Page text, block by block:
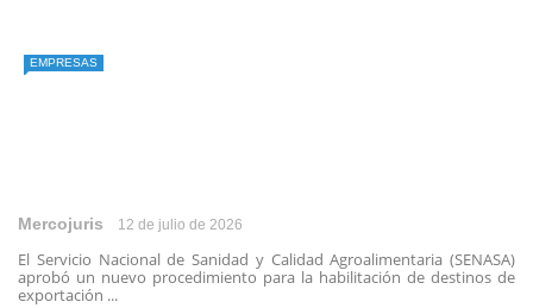
EMPRESAS
Mercojuris 12 de julio de 2026
El Servicio Nacional de Sanidad y Calidad Agroalimentaria (SENASA)
aprobó un nuevo procedimiento para la habilitación de destinos de
exportación ...